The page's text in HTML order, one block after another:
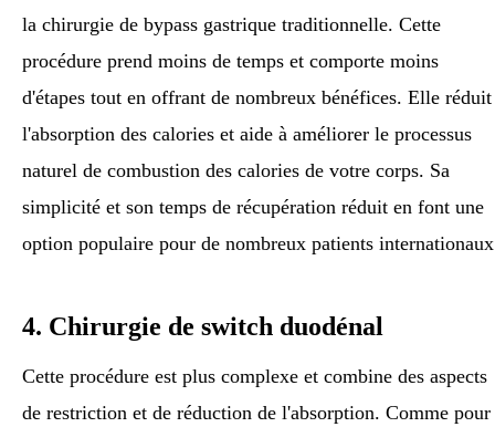
la chirurgie de bypass gastrique traditionnelle. Cette
procédure prend moins de temps et comporte moins
d'étapes tout en offrant de nombreux bénéfices. Elle réduit
l'absorption des calories et aide à améliorer le processus
naturel de combustion des calories de votre corps. Sa
simplicité et son temps de récupération réduit en font une
option populaire pour de nombreux patients
4. Chirurgie de switch duodénal
Cette procédure est plus complexe et combine des aspects
de restriction et de réduction de l'absorption. Comme pour